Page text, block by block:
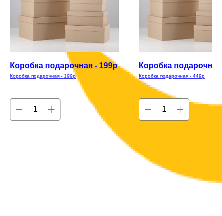
Коробка подарочная - 199р
Коробка подарочная - 199р
Коробка
Коробка подарочная - 449р